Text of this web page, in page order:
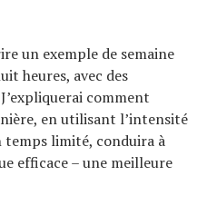
un exemple de semaine
heures, avec des
comment
en utilisant l’intensité
temps limité, conduira à
efficace – une meilleure